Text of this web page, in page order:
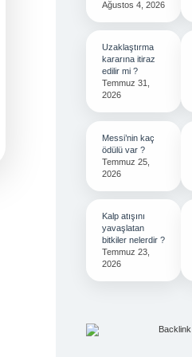
Ağustos 4, 2026
Uzaklaştırma
kararına itiraz
edilir mi ?
Temmuz 31,
2026
Messi’nin kaç
ödülü var ?
Temmuz 25,
2026
Kalp atışını
yavaşlatan
bitkiler nelerdir ?
Temmuz 23,
2026